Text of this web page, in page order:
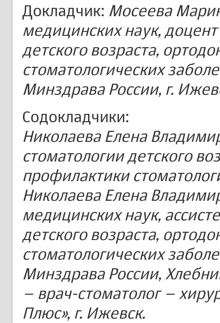
Докладчик: Мосеева
медицинских наук,
детского возраста,
стоматологических
Минздрава России, г.
Содокладчики:
Николаева Елена
стоматологии детского
профилактики
Николаева Елена
медицинских наук,
детского возраста,
стоматологических
Минздрава России,
– врач-стоматолог –
Плюс», г. Ижевск.